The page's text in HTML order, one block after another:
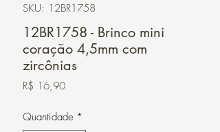
SKU: 12BR1758
12BR1758 - Brinco mini
coração 4,5mm com
zircônias
R$ 16,90Preço
Quantidade *